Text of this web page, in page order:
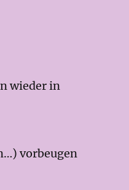
wieder in
vorbeugen